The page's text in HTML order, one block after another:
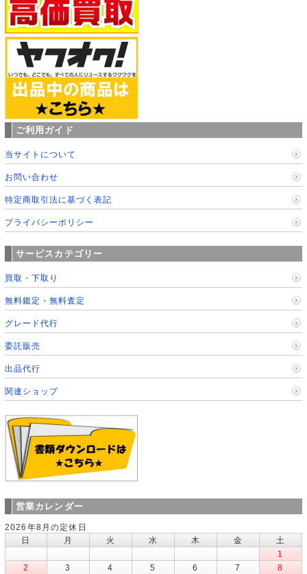
ご利用ガイド
当サイトについて
お問い合わせ
特定商取引法に基づく表記
プライバシーポリシー
サービスカテゴリー
買取・下取り
無料鑑定・無料査定
グレード代行
委託販売
出品代行
関連ショップ
営業カレンダー
2026年8月の定休日
日
月 火 水 木 金
土
1
2
3 4 5 6 7
8